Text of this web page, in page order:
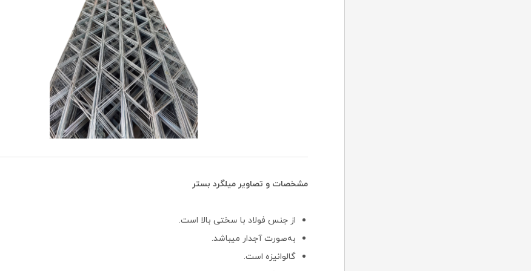
مشخصات و تصاویر میلگرد بستر
از جنس فولاد با سختی بالا است.
به‌صورت آجدار می‏باشد.
گالوانیزه است.